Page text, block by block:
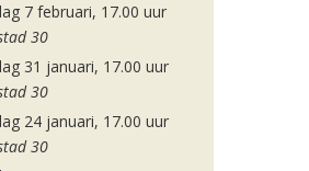
7 februari, 17.00 uur
30
31 januari, 17.00 uur
30
24 januari, 17.00 uur
30